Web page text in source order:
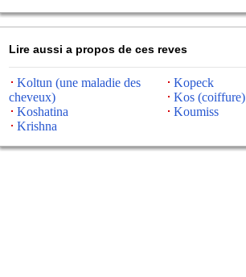
Lire aussi a propos de ces reves
Koltun (une maladie des
cheveux)
Kopeck
Kos (coiffure)
Koshatina
Koumiss
Krishna